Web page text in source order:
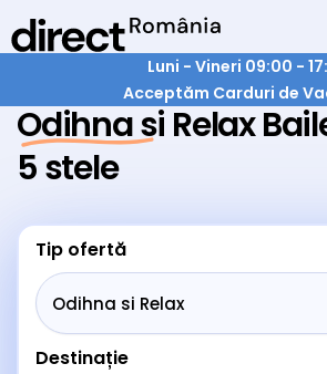
Luni - Vineri 09:00 -
Acceptăm Carduri de
Odihna si Relax
5 stele
Tip ofertă
Destinație